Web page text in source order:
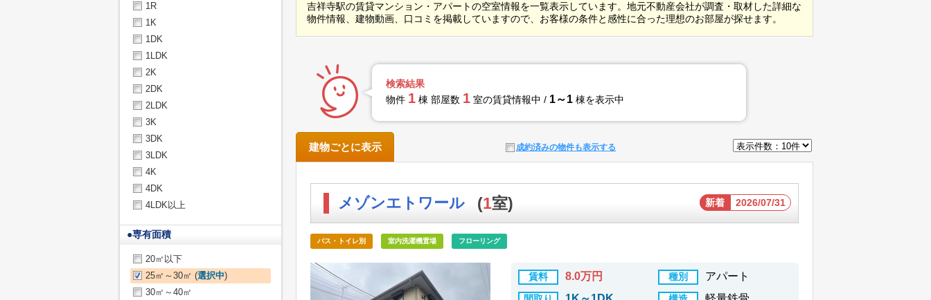
吉祥寺駅の賃貸マンション・アパートの空室情報を一覧表示しています。地元不動産会社が調査・取材した詳細な
物件情報、建物動画、口コミを掲載していますので、お客様の条件と感性に合った理想のお部屋が探せます。
検索結果
物件 1 棟 部屋数 1 室の賃貸情報中 / 1～1 棟を表示中
成約済みの物件も表示する
建物ごとに表示
メゾンエトワール (1室) 新着 2026/07/31
バス・トイレ別 室内洗濯機置場 フローリング
賃料 8.0万円 種別 アパート
1R
1K
1DK
1LDK
2K
2DK
2LDK
3K
3DK
3LDK
4K
4DK
4LDK以上
●専有面積
20㎡以下
25㎡～30㎡ (選択中)
30㎡～40㎡